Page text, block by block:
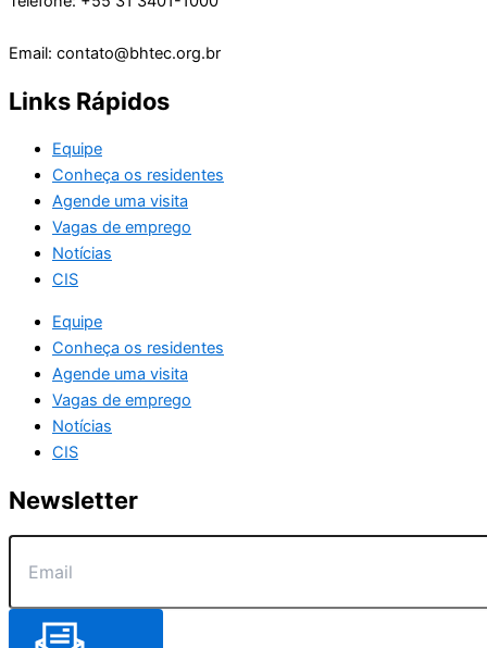
Email: contato@bhtec.org.br
Links Rápidos
Equipe
Conheça os residentes
Agende uma visita
Vagas de emprego
Notícias
CIS
Equipe
Conheça os residentes
Agende uma visita
Vagas de emprego
Notícias
CIS
Newsletter